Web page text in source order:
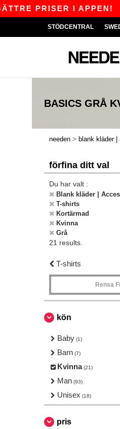
PRISER I APPEN!|
STÖDCENTRAL
BASICS GRÅ
needen > blank kläder
förfina ditt val
Du har valt :
Blank kläder |
T-shirts
Kortärmad
Kvinna
Grå
21 results.
T-shirts
Rensa
kön
Baby (1)
Barn (7)
Kvinna (21)
Man (93)
Unisex (18)
pris